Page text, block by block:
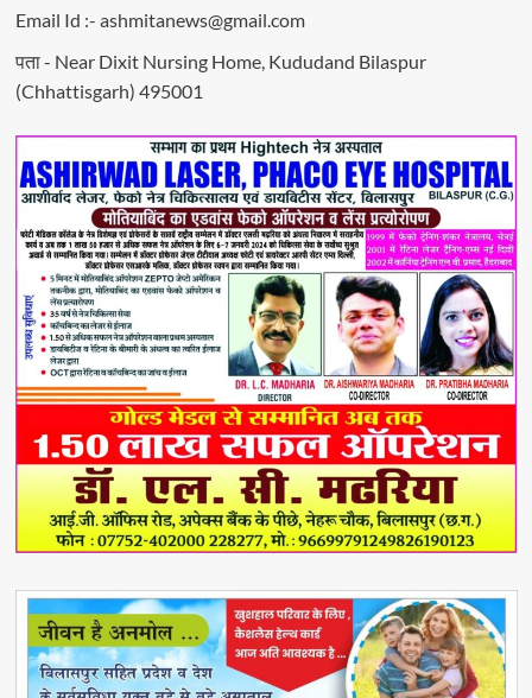
Email Id :- ashmitanews@gmail.com
पता - Near Dixit Nursing Home, Kududand Bilaspur
(Chhattisgarh) 495001